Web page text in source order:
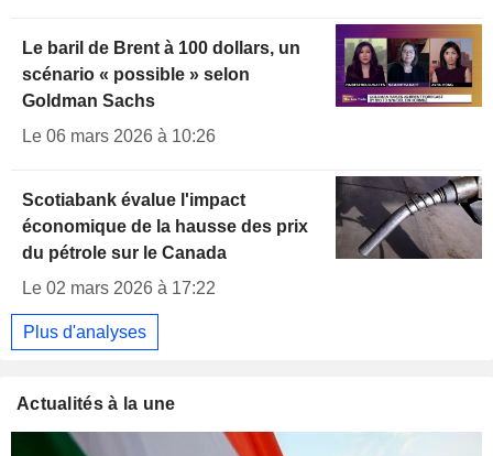
Le baril de Brent à 100 dollars, un
scénario « possible » selon
Goldman Sachs
Le 06 mars 2026 à 10:26
Scotiabank évalue l'impact
économique de la hausse des prix
du pétrole sur le Canada
Le 02 mars 2026 à 17:22
Plus d'analyses
Actualités à la une